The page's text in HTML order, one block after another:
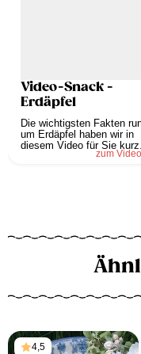
Video-Snack -
Erdäpfel
Die wichtigsten Fakten
um Erdäpfel haben wir in
diesem Video für Sie
zum Video
4,5